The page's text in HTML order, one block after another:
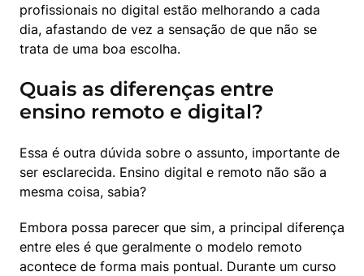
profissionais no digital estão melhorando a cada
dia, afastando de vez a sensação de que não se
trata de uma boa escolha.
Quais as diferenças entre
ensino remoto e digital?
Essa é outra dúvida sobre o assunto, importante de
ser esclarecida. Ensino digital e remoto não são a
mesma coisa, sabia?
Embora possa parecer que sim, a principal diferença
entre eles é que geralmente o modelo remoto
acontece de forma mais pontual. Durante um curso